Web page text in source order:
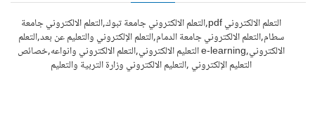
التعلم الالكتروني pdf,التعلم الالكتروني جامعة تبوك,التعلم الالكتروني جامعة
سطام,التعلم الالكتروني جامعة الدمام,التعلم الإلكتروني والتعليم عن بعد,التعلم
الالكتروني,e-learning التعليم الالكتروني,التعلم الالكتروني وانواعه,خصائص
التعليم الإلكتروني ,التعليم الالكتروني وزارة التربية والتعليم